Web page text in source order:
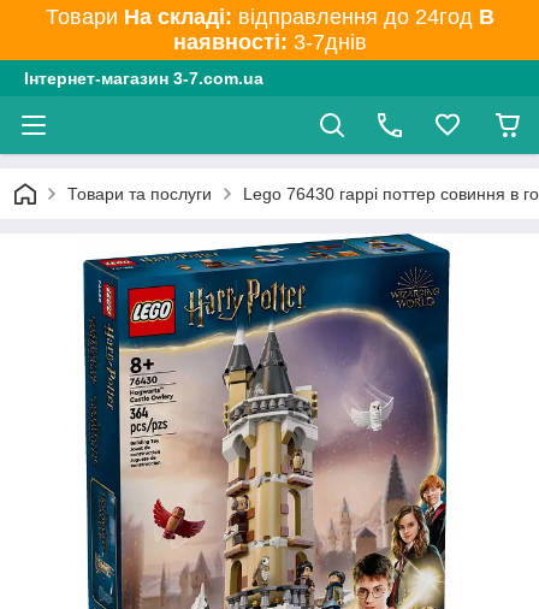
Товари На складі: відправлення до 24год В
наявності: 3-7днів
Інтернет-магазин 3-7.com.ua
Товари та послуги Lego 76430 гаррі поттер совиння в